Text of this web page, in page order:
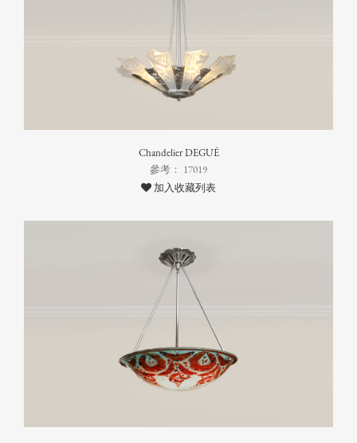
Chandelier DEGUÉ
參考： 17019
加入收藏列表